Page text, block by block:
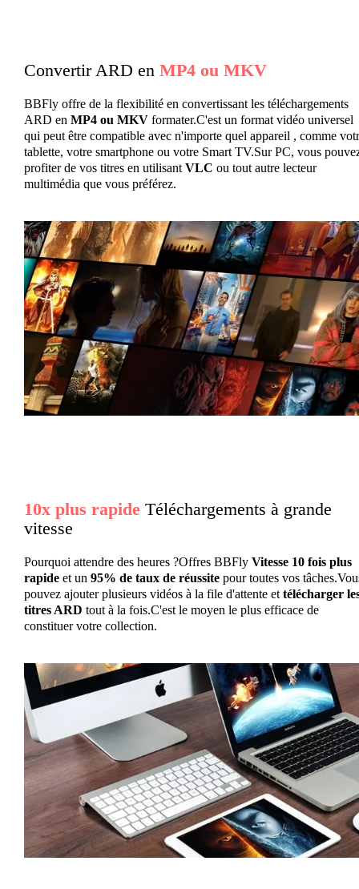
Convertir ARD en MP4 ou MKV
BBFly offre de la flexibilité en convertissant les téléchargements
ARD en MP4 ou MKV formater.C'est un format vidéo universel
qui peut être compatible avec n'importe quel appareil , comme
tablette, votre smartphone ou votre Smart TV.Sur PC, vous
profiter de vos titres en utilisantVLC ou tout autre lecteur
multimédia que vous préférez.
10x plus rapide Téléchargements à grande
vitesse
Pourquoi attendre des heures ?Offres BBFly Vitesse 10 fois plus
rapide et un 95% de taux de réussite pour toutes vos
pouvez ajouter plusieurs vidéos à la file d'attente et télécharger
titres ARD tout à la fois.C'est le moyen le plus efficace de
constituer votre collection.